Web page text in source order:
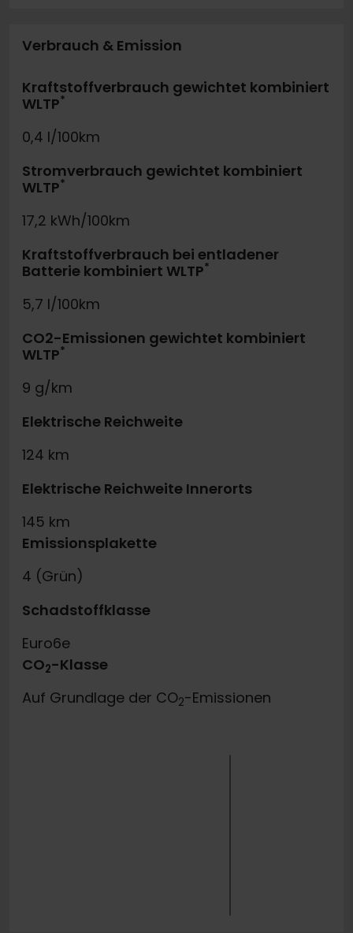
Verbrauch & Emission
Kraftstoffverbrauch gewichtet kombiniert
WLTP*
0,4 l/100km
Stromverbrauch gewichtet kombiniert
WLTP*
17,2 kWh/100km
Kraftstoffverbrauch bei entladener
Batterie kombiniert WLTP*
5,7 l/100km
CO2-Emissionen gewichtet kombiniert
WLTP*
9 g/km
Elektrische Reichweite
124 km
Elektrische Reichweite Innerorts
145 km
Emissionsplakette
4 (Grün)
Schadstoffklasse
Euro6e
CO2-Klasse
Auf Grundlage der CO2-Emissionen